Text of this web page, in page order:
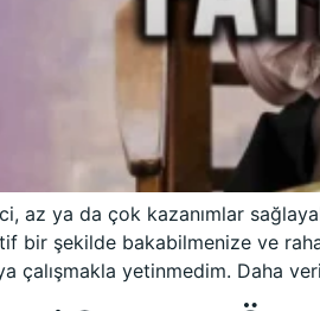
az ya da çok kazanımlar
bir şekilde bakabilmenize ve
çalışmakla yetinmedim. Daha